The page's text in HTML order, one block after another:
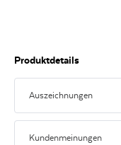
Produktdetails
Auszeichnungen
Kundenmeinungen